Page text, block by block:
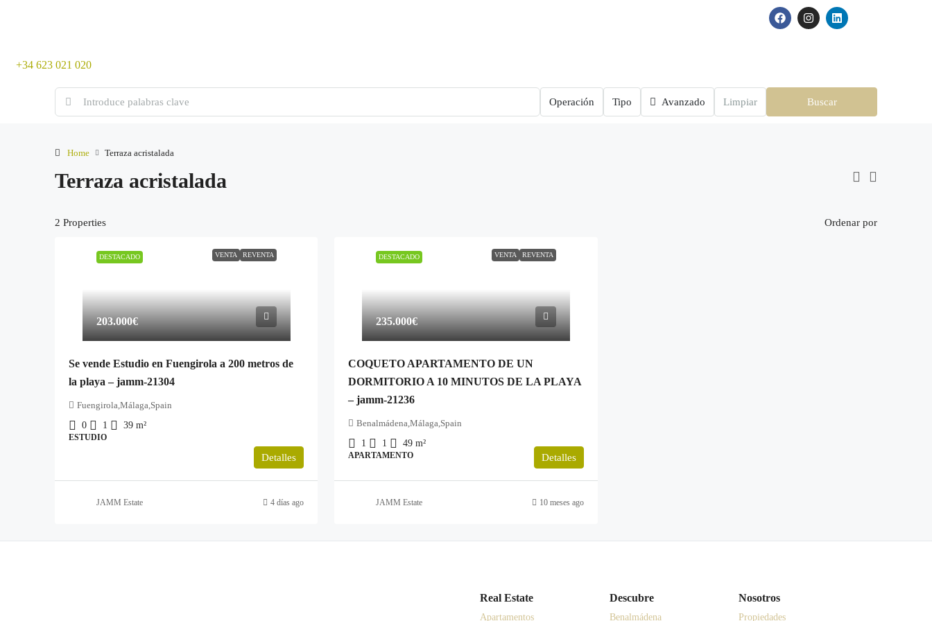
+34 623 021 020
Operación Tipo Avanzado Limpiar Buscar
Home Terraza acristalada
Terraza acristalada
2 Properties Ordenar por
DESTACADO VENTA REVENTA
203.000€
Se vende Estudio en Fuengirola a 200 metros de
la playa – jamm-21304
Fuengirola,Málaga,Spain
0
1 39 m²
ESTUDIO
Detalles
JAMM Estate 4 días ago
DESTACADO VENTA REVENTA
235.000€
COQUETO APARTAMENTO DE UN
DORMITORIO A 10 MINUTOS DE LA PLAYA
– jamm-21236
Benalmádena,Málaga,Spain
1
1 49 m²
APARTAMENTO Detalles
JAMM Estate 10 meses ago
Real Estate
Apartamentos
Descubre
Benalmádena
Nosotros
Propiedades